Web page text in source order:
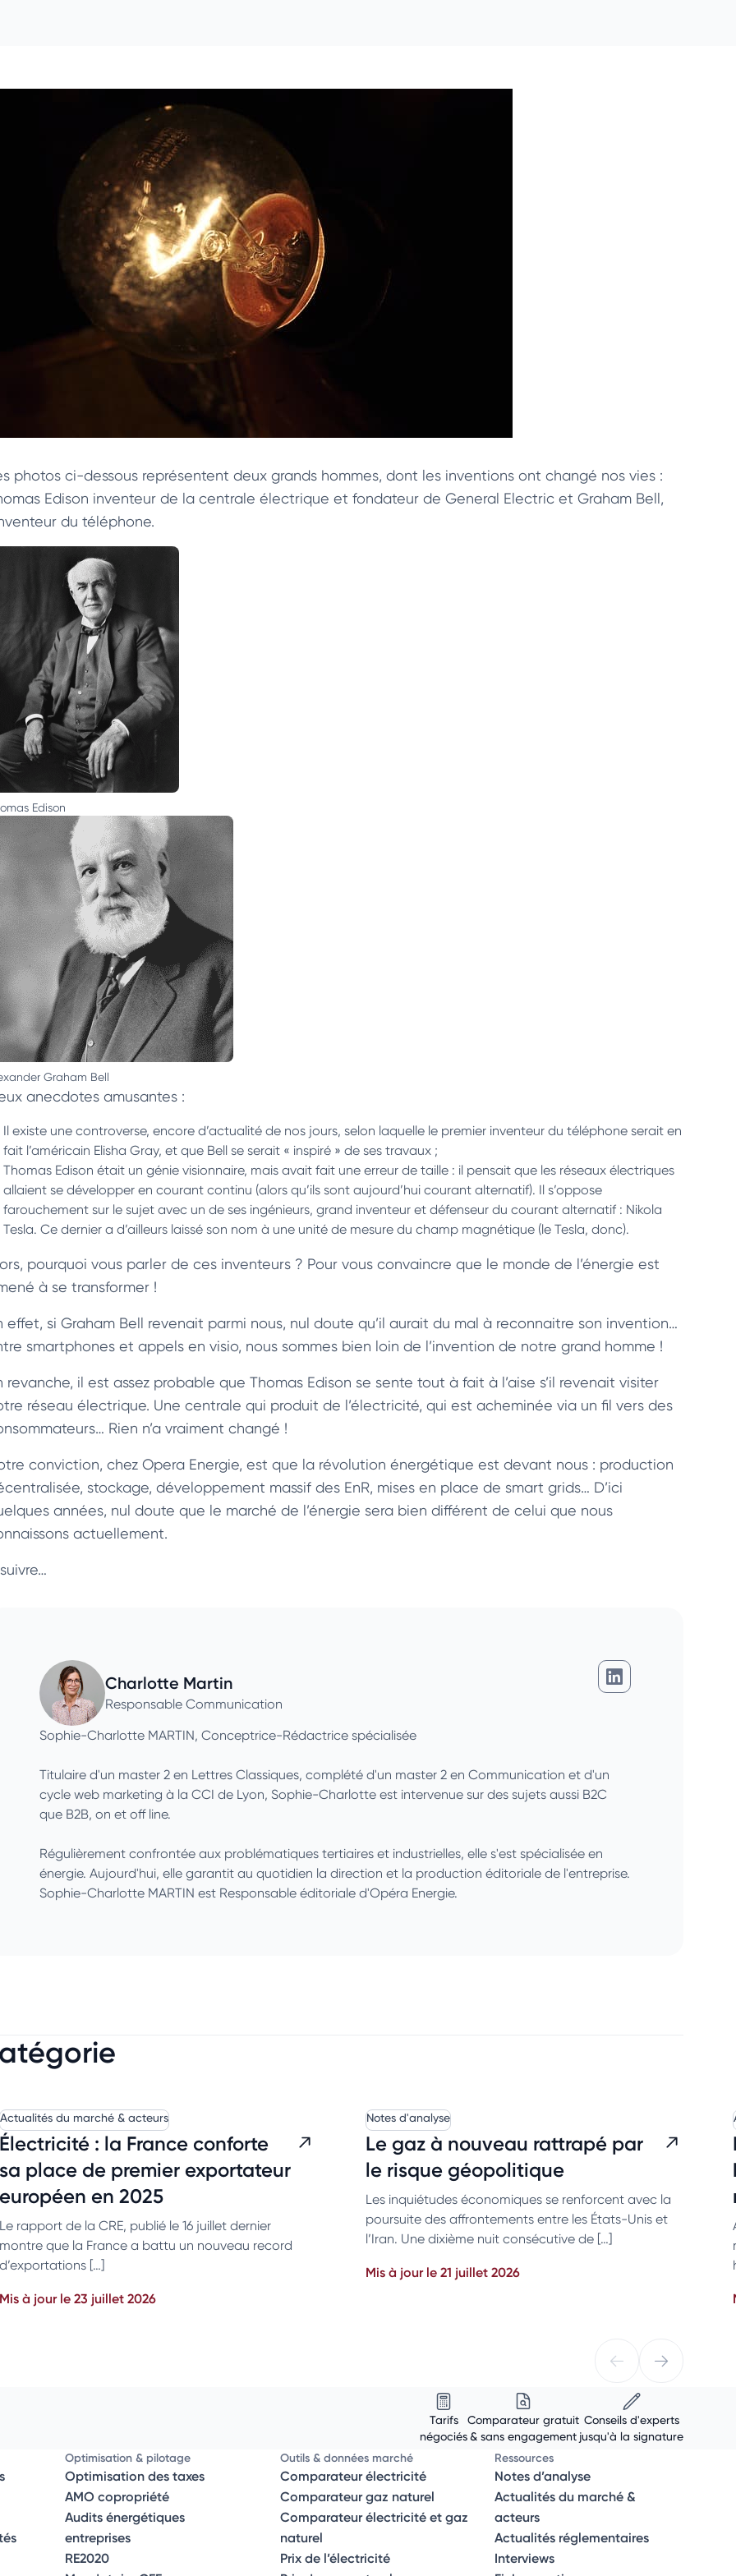
photos ci-dessous représentent deux grands hommes, dont les inventions ont changé nos vies :
Edison inventeur de la centrale électrique et fondateur de General Electric et Graham Bell,
du téléphone.
Edison
Graham Bell
anecdotes amusantes :
Il existe une controverse, encore d’actualité de nos jours, selon laquelle le premier inventeur du téléphone serait en
fait l’américain Elisha Gray, et que Bell se serait « inspiré » de ses travaux ;
Thomas Edison était un génie visionnaire, mais avait fait une erreur de taille : il pensait que les réseaux électriques
allaient se développer en courant continu (alors qu’ils sont aujourd’hui courant alternatif). Il s’oppose
farouchement sur le sujet avec un de ses ingénieurs, grand inventeur et défenseur du courant alternatif : Nikola
Tesla. Ce dernier a d’ailleurs laissé son nom à une unité de mesure du champ magnétique (le Tesla, donc).
pourquoi vous parler de ces inventeurs ? Pour vous convaincre que le monde de l’énergie est
à se transformer !
effet, si Graham Bell revenait parmi nous, nul doute qu’il aurait du mal à reconnaitre son invention…
smartphones et appels en visio, nous sommes bien loin de l’invention de notre grand homme !
revanche, il est assez probable que Thomas Edison se sente tout à fait à l’aise s’il revenait visiter
réseau électrique. Une centrale qui produit de l’électricité, qui est acheminée via un fil vers des
Rien n’a vraiment changé !
conviction, chez Opera Energie, est que la révolution énergétique est devant nous : production
stockage, développement massif des EnR, mises en place de smart grids… D’ici
années, nul doute que le marché de l’énergie sera bien différent de celui que nous
actuellement.
Charlotte Martin
Responsable Communication
Charlotte
Sophie-Charlotte MARTIN, Conceptrice-Rédactrice spécialisée
Titulaire d'un master 2 en Lettres Classiques, complété d'un master 2 en Communication et d'un
cycle web marketing à la CCI de Lyon, Sophie-Charlotte est intervenue sur des sujets aussi B2C
que B2B, on et off line.
Régulièrement confrontée aux problématiques tertiaires et industrielles, elle s'est spécialisée en
énergie. Aujourd'hui, elle garantit au quotidien la direction et la production éditoriale de l'entreprise.
Sophie-Charlotte MARTIN est Responsable éditoriale d'Opéra Energie.
Actualités du marché & acteurs
Électricité : la France conforte
sa place de premier exportateur
européen en 2025
Le rapport de la CRE, publié le 16 juillet dernier
montre que la France a battu un nouveau record
d’exportations […]
Mis à jour le 23 juillet 2026
Notes d'analyse
Le gaz à nouveau rattrapé par
le risque géopolitique
Les inquiétudes économiques se renforcent avec la
poursuite des affrontements entre les États-Unis et
l’Iran. Une dixième nuit consécutive de […]
Mis à jour le 21 juillet 2026
Tarifs
négociés
Comparateur gratuit
& sans engagement
Conseils d'experts
jusqu'à la signature
Optimisation & pilotage
Optimisation des taxes
AMO copropriété
Audits énergétiques
entreprises
RE2020
Outils & données marché
Comparateur électricité
Comparateur gaz naturel
Comparateur électricité et gaz
naturel
Prix de l’électricité
Ressources
Notes d’analyse
Actualités du marché &
acteurs
Actualités réglementaires
Interviews